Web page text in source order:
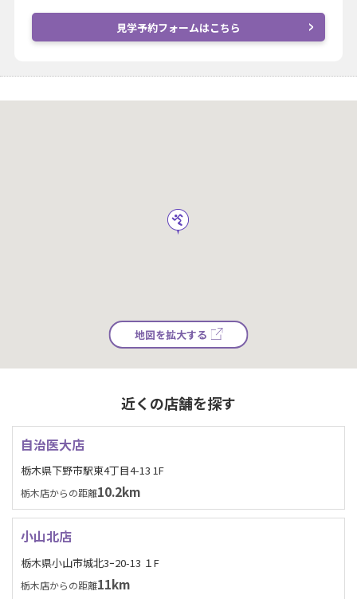
見学予約フォームはこちら
地図を拡大する
近くの店舗を探す
自治医大店
栃木県下野市駅東4丁目4-13 1F
栃木店からの距離10.2km
小山北店
栃木県小山市城北3ｰ20-13 １F
栃木店からの距離11km